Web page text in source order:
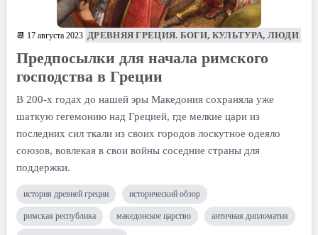
📆 17 августа 2023 ДРЕВНЯЯ ГРЕЦИЯ. БОГИ, КУЛЬТУРА, ЛЮДИ
Предпосылки для начала римского
господства в Греции
В 200-х годах до нашей эры Македония сохраняла уже
шаткую гегемонию над Грецией, где мелкие цари из
последних сил ткали из своих городов лоскутное одеяло
союзов, вовлекая в свои войны соседние страны для
поддержки.
история древней греции исторический обзор
римская республика македонское царство античная дипломатия